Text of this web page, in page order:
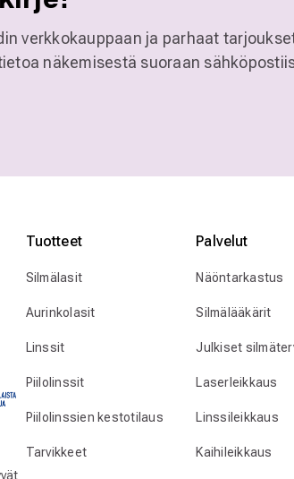
verkkokauppaan ja parhaat
näkemisestä suoraan
Tuotteet
Silmälasit
Aurinkolasit
Linssit
Piilolinssit
Piilolinssien kestotilaus
Tarvikkeet
Palvelut
Näöntarkastus
Silmälääkärit
Julkiset
Laserleikkaus
Linssileikkaus
Kaihileikkaus